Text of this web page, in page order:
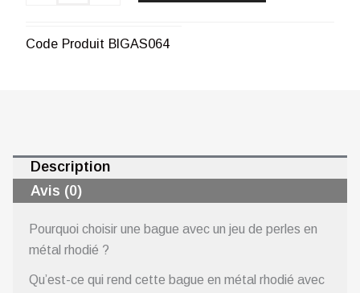
métal
Code Produit BIGAS064
Description
Avis (0)
Pourquoi choisir une bague avec un jeu de perles en
métal rhodié ?
Qu’est-ce qui rend cette bague en métal rhodié avec